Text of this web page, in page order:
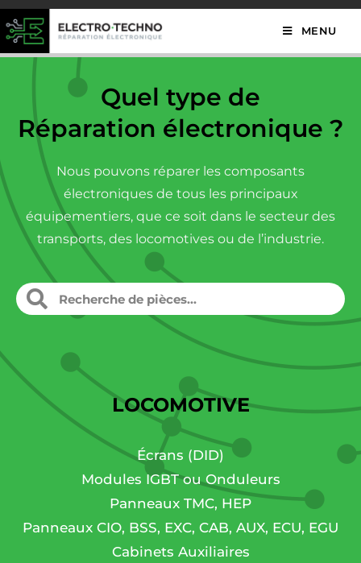
MENU
Quel type de
Réparation électronique ?
Nous pouvons réparer les composants
électroniques de tous les principaux
équipementiers, que ce soit dans le secteur des
transports, des locomotives ou de l’industrie.
LOCOMOTIVE
Écrans (DID)
Modules IGBT ou Onduleurs
Panneaux TMC, HEP
Panneaux CIO, BSS, EXC, CAB, AUX, ECU, EGU
Cabinets Auxiliaires